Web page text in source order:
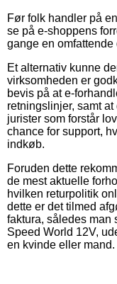
Før folk handler på
se på e-shoppens
gange en omfattende
Et alternativ kunne
virksomheden er
bevis på at e-
retningslinjer, samt
jurister som forstår
chance for support,
indkøb.
Foruden dette
de mest aktuelle
hvilken returpolitik
dette er det tilmed
faktura, således man
Speed World 12V,
en kvinde eller mand.